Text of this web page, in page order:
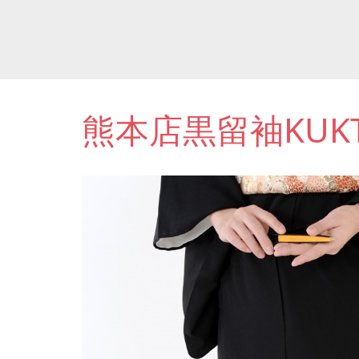
熊本店黒留袖